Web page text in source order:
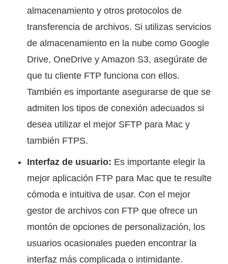
almacenamiento y otros protocolos de
transferencia de archivos. Si utilizas servicios
de almacenamiento en la nube como Google
Drive, OneDrive y Amazon S3, asegúrate de
que tu cliente FTP funciona con ellos.
También es importante asegurarse de que se
admiten los tipos de conexión adecuados si
desea utilizar el mejor SFTP para Mac y
también FTPS.
Interfaz de usuario: Es importante elegir la
mejor aplicación FTP para Mac que te resulte
cómoda e intuitiva de usar. Con el mejor
gestor de archivos con FTP que ofrece un
montón de opciones de personalización, los
usuarios ocasionales pueden encontrar la
interfaz más complicada o intimidante.